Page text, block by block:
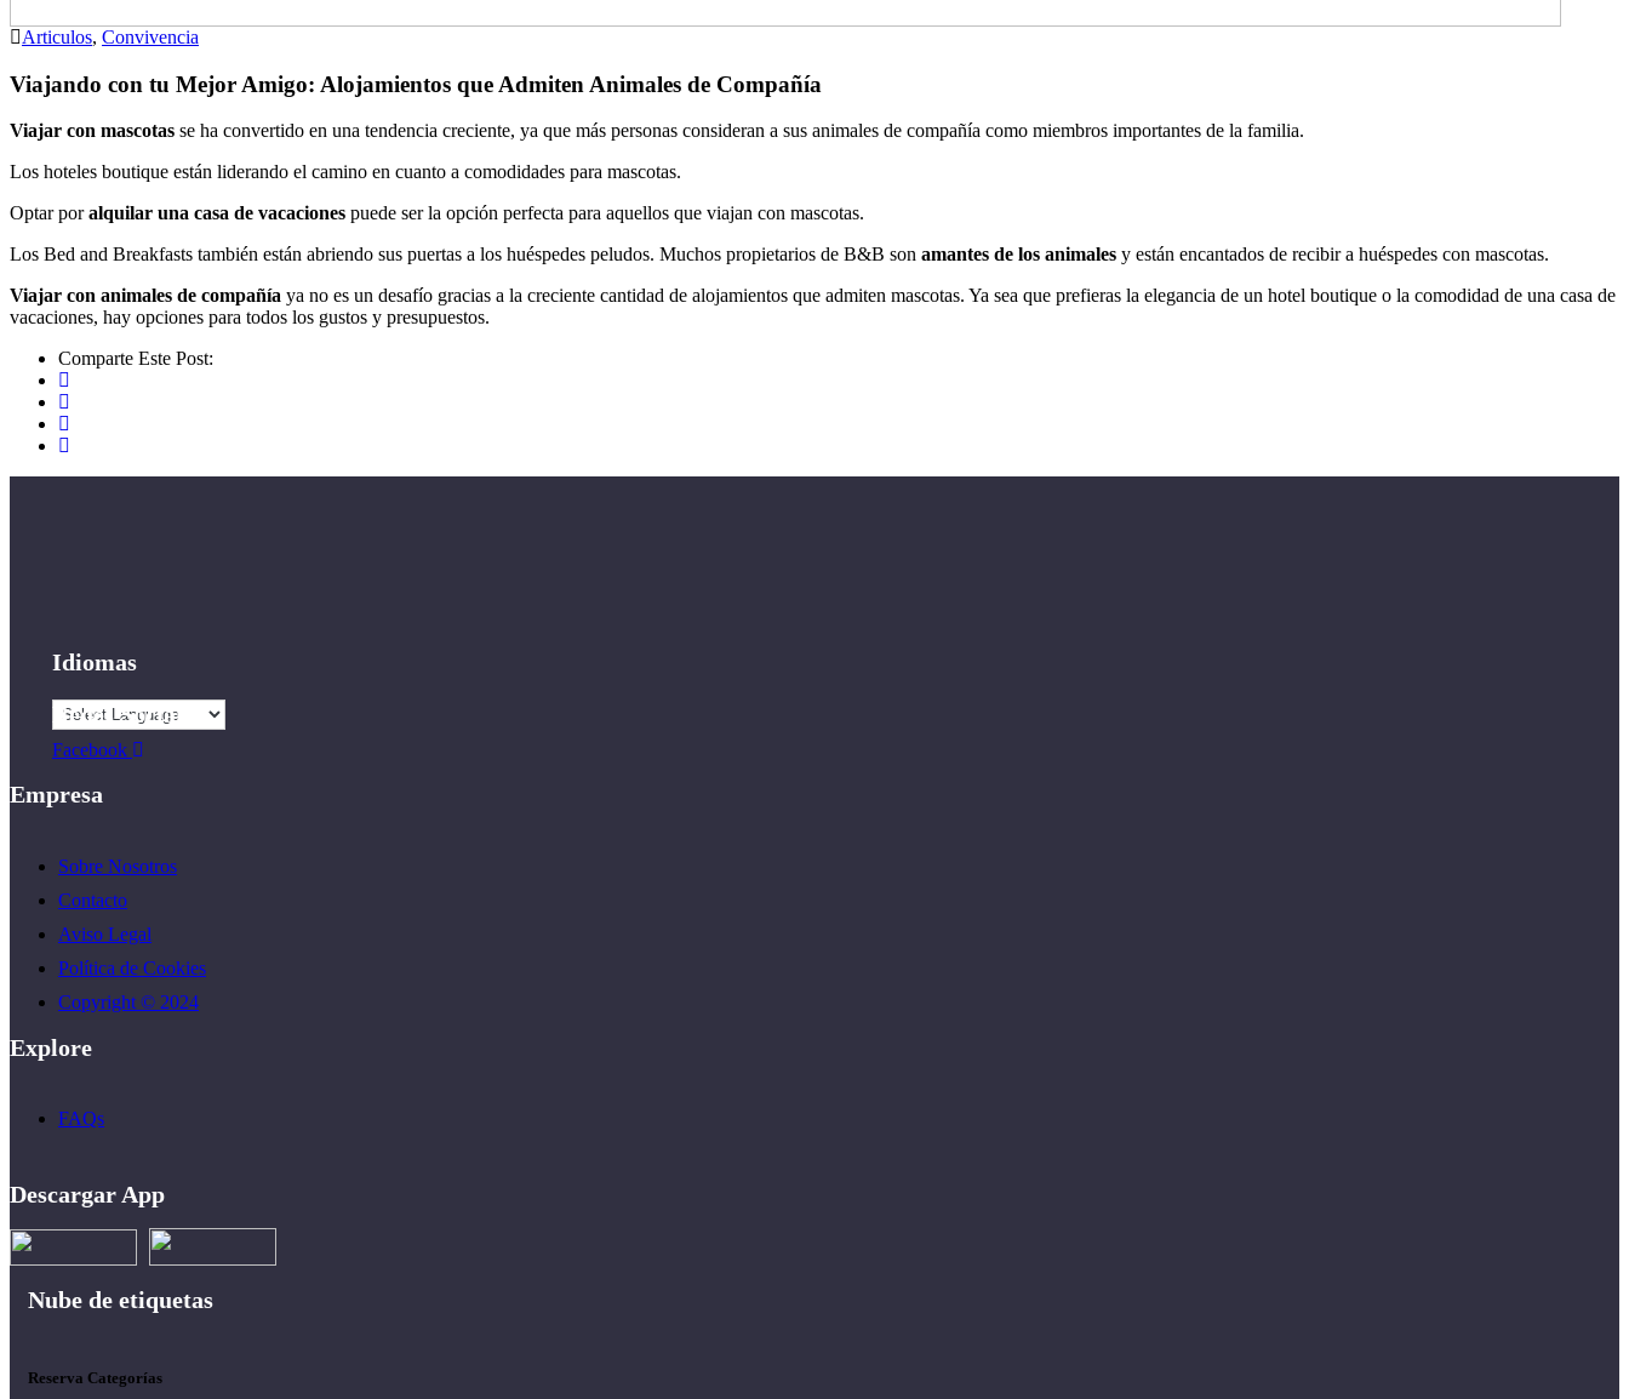
Articulos, Convivencia
Viajando con tu Mejor Amigo: Alojamientos que Admiten Animales de Compañía
Viajar con mascotas se ha convertido en una tendencia creciente, ya que más personas consideran a sus animales de compañía como miembros importantes de la familia.
Los hoteles boutique están liderando el camino en cuanto a comodidades para mascotas.
Optar poralquilar una casa de vacaciones puede ser la opción perfecta para aquellos que viajan con mascotas.
Los Bed and Breakfasts también están abriendo sus puertas a los huéspedes peludos. Muchos propietarios de B&B son amantes de los animales y están encantados de recibir a huéspedes con mascotas.
Viajar con animales de compañía ya no es un desafío gracias a la creciente cantidad de alojamientos que admiten mascotas. Ya sea que prefieras la elegancia de un hotel boutique o la comodidad de una casa de
vacaciones, hay opciones para todos los gustos y presupuestos.
Comparte Este Post:
Idiomas
Redes Sociales
Facebook
Empresa
Sobre Nosotros
Contacto
Aviso Legal
Política de Cookies
Copyright © 2024
Explore
FAQs
Descargar App
Nube de etiquetas
Reserva Categorías